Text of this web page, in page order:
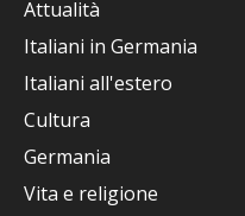
Attualità
Italiani in Germania
Italiani all'estero
Cultura
Germania
Vita e religione